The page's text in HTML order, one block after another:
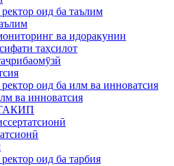
оид ба таълим
ва идоракунии
таҳсилот
оид ба илм ва инноватсия
ва инноватсия
оид ба тарбия